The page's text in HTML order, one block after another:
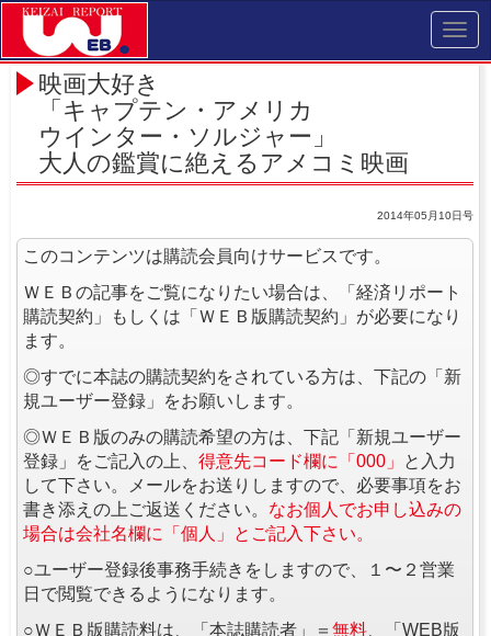
映画大好き
「キャプテン・アメリカ
ウインター・ソルジャー」
大人の鑑賞に絶えるアメコミ映画
2014年05月10日号
このコンテンツは購読会員向けサービスです。
ＷＥＢの記事をご覧になりたい場合は、「経済リポート
購読契約」もしくは「ＷＥＢ版購読契約」が必要になり
ます。
◎すでに本誌の購読契約をされている方は、下記の「新
規ユーザー登録」をお願いします。
◎ＷＥＢ版のみの購読希望の方は、下記「新規ユーザー
登録」をご記入の上、 得意先コード欄に「000」
と入力
して下さい。メールをお送りしますので、必要事項をお
書き添えの上ご返送ください。 なお個人でお申し込みの
場合は会社名欄に「個人」とご記入下さい。
○ユーザー登録後事務手続きをしますので、１〜２営業
日で閲覧できるようになります。
○ＷＥＢ版購読料は、「本誌購読者」＝ 無料 、「WEB版